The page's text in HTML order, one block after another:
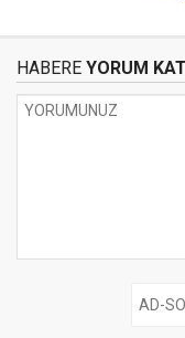
HABERE YORUM KAT